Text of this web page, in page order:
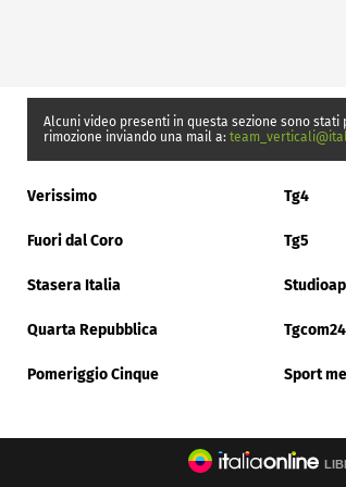
Alcuni video presenti in questa sezione sono
rimozione inviando una mail a:
Verissimo Tg4
Fuori dal Coro Tg5
Stasera Italia
Quarta Repubblica Tgcom24
Pomeriggio Cinque Sport